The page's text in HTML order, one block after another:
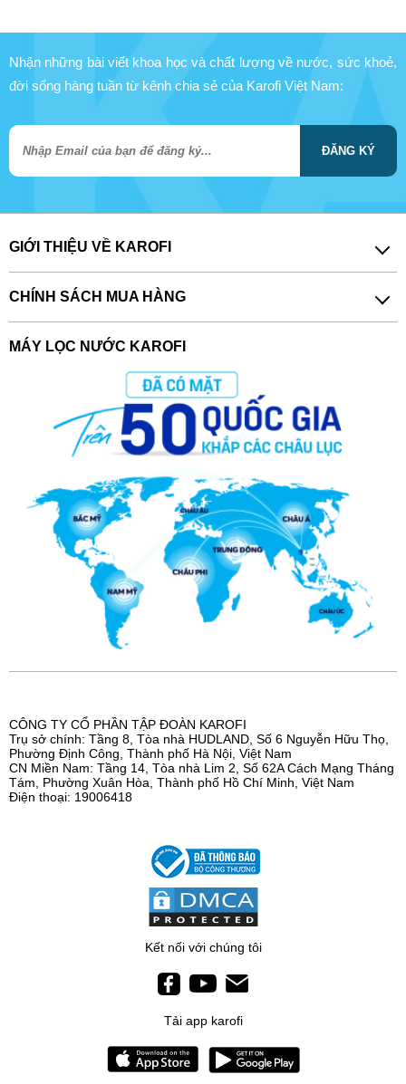
Nhận những bài viết khoa học và chất lượng về nước, sức khoẻ,
đời sống hàng tuần từ kênh chia sẻ của Karofi Việt Nam:
ĐĂNG KÝ
GIỚI THIỆU VỀ KAROFI
CHÍNH SÁCH MUA HÀNG
MÁY LỌC NƯỚC KAROFI
CÔNG TY CỔ PHẦN TẬP ĐOÀN KAROFI
Trụ sở chính: Tầng 8, Tòa nhà HUDLAND, Số 6 Nguyễn Hữu Thọ,
Phường Định Công, Thành phố Hà Nội, Việt Nam
CN Miền Nam: Tầng 14, Tòa nhà Lim 2, Số 62A Cách Mạng Tháng
Tám, Phường Xuân Hòa, Thành phố Hồ Chí Minh, Việt Nam
Điện thoại: 19006418
Kết nối với chúng tôi
Tải app karofi